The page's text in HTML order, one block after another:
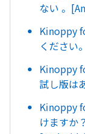
ない 。
Kinoppy
ください
Kinoppy
試し版は
Kinoppy
けますか